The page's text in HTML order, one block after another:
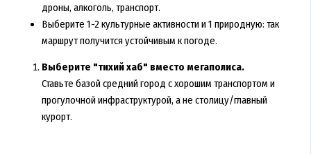
дроны, алкоголь, транспорт.
Выберите 1-2 культурные активности и 1 природную: так
маршрут получится устойчивым к погоде.
Выберите "тихий хаб" вместо мегаполиса.
Ставьте базой средний город с хорошим транспортом и
прогулочной инфраструктурой, а не столицу/главный
курорт.